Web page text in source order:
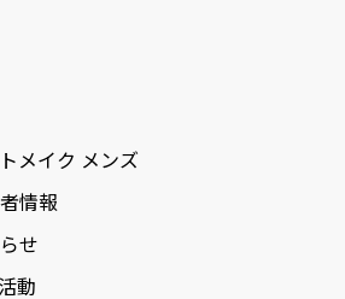
メイク メンズ
情報
せ
動